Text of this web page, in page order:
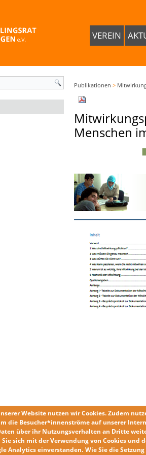
VEREIN
Publikationen >
Menschen
Website nutzen wirCookies. Zudem
die Besucher*innenströme auf unserer
über ihr Nutzungsverhalten an Dritte
Sie sich mit derVerwendung von Cookies und
Analytics einverstanden. Wie Sie dieSetzung